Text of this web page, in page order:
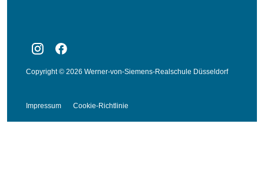
Copyright © 2026 Werner-von-Siemens-Realschule Düsseldorf
Impressum Cookie-Richtlinie